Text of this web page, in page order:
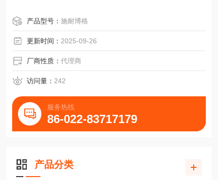
3，滑块MNN12-G3， 油枪MNW， 孔盖MNK6
产品型号：施耐博格
更新时间： 2025-09-26
厂商性质：代理商
访问量： 242
服务热线
86-022-83717179
产品分类